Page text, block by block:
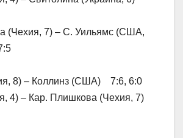
(Чехия, 7) – С. Уильямс (США,
8) – Коллинз (США) 7:6, 6:0
4) – Кар. Плишкова (Чехия, 7)